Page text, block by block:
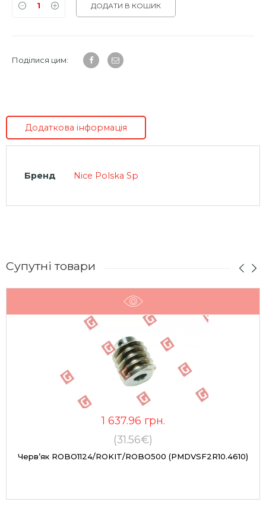
ДОДАТИ В КОШИК
Поділися цим:
Додаткова інформація
Бренд Nice Polska Sp
Супутні товари
1 637.96 грн.
(31.56€)
Черв’як ROBO1124/ROKIT/ROBO500 (PMDVSF2R10.4610)